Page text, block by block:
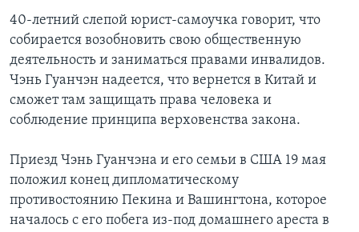
40-летний слепой юрист-самоучка говорит, что
собирается возобновить свою общественную
деятельность и заниматься правами инвалидов.
Чэнь Гуанчэн надеется, что вернется в Китай и
сможет там защищать права человека и
соблюдение принципа верховенства закона.
Приезд Чэнь Гуанчэна и его семьи в США 19 мая
положил конец дипломатическому
противостоянию Пекина и Вашингтона, которое
началось с его побега из-под домашнего ареста в